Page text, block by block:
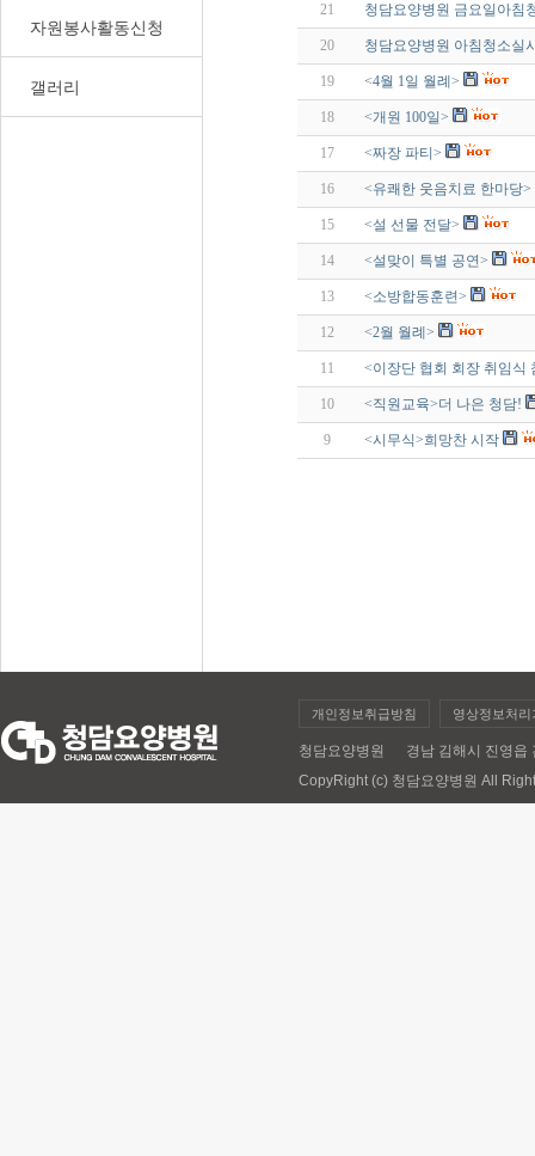
자원봉사활동신청
갤러리
21 청담요양병원 금요일아침
20 청담요양병원 아침청소실
19 <4월 1일 월례>
18 <개원 100일>
17 <짜장 파티>
16 <유쾌한 웃음치료 한마당>
15 <설 선물 전달>
14 <설맞이 특별 공연>
13 <소방합동훈련>
12 <2월 월례>
11 <이장단 협회 회장 취임식
10 <직원교육>더 나은 청담!
9 <시무식>희망찬 시작
개인정보취급방침 영상정보처
청담요양병원 경남 김해시 진영
CopyRight (c) 청담요양병원 All